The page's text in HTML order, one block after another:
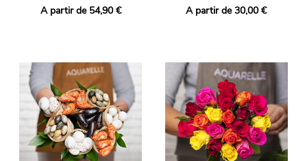
A partir de 54,90 € A partir de 30,00 €